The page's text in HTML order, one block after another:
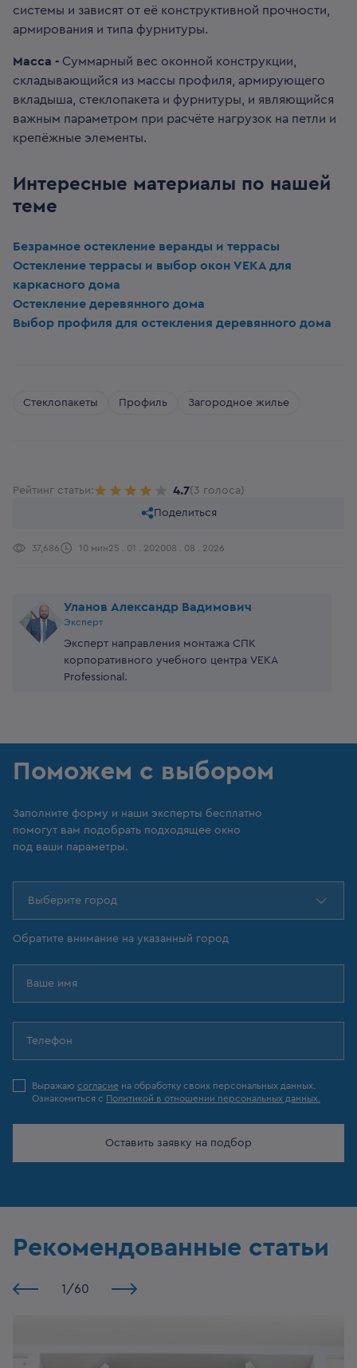
системы и зависят от её конструктивной прочности,
армирования и типа фурнитуры.
Масса - Суммарный вес оконной конструкции,
складывающийся из массы профиля, армирующего
вкладыша, стеклопакета и фурнитуры, и являющийся
важным параметром при расчёте нагрузок на петли и
крепёжные элементы.
Интересные материалы по нашей
теме
Безрамное остекление веранды и террасы
Остекление террасы и выбор окон VEKA для
каркасного дома
Остекление деревянного дома
Выбор профиля для остекления деревянного дома
Стеклопакеты Профиль Загородное жилье
Рейтинг статьи: 4.7(3 голоса)
Поделиться
37,686 10 мин25 . 01 . 202008 . 08 . 2026
Уланов Александр Вадимович
Эксперт
Эксперт направления монтажа СПК
корпоративного учебного центра VEKA
Professional.
Поможем с выбором
Заполните форму и наши эксперты бесплатно
помогут вам подобрать подходящее окно
под ваши параметры.
Выберите город
Обратите внимание на указанный город
Выражаю согласие на обработку своих персональных данных.
Ознакомиться с Политикой в отношении персональных данных.
Оставить заявку на подбор
Рекомендованные статьи
1 /60